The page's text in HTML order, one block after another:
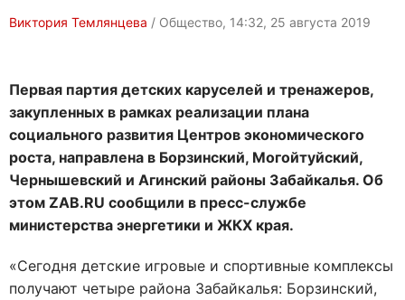
Виктория Темлянцева / Общество, 14:32, 25 августа 2019
Первая партия детских каруселей и тренажеров,
закупленных в рамках реализации плана
социального развития Центров экономического
роста, направлена в Борзинский, Могойтуйский,
Чернышевский и Агинский районы Забайкалья. Об
этом ZAB.RU сообщили в пресс-службе
министерства энергетики и ЖКХ края.
«Сегодня детские игровые и спортивные комплексы
получают четыре района Забайкалья: Борзинский,